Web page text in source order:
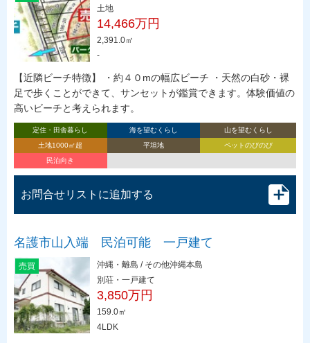
土地
14,466万円
2,391.0㎡
-
【近隣ビーチ特徴】 ・約４０mの幅広ビーチ ・天然の白砂・裸
足で歩くことができて、サンセットが鑑賞できます。体験価値の
高いビーチと考えられます。
定住・田舎暮らし 海を望むくらし
山を望むくらし
土地1000㎡超
平坦地
ペットのびのび
民泊向き
お問合せリストに追加する
名護市山入端 民泊可能 一戸建て
売買
沖縄・離島 / その他沖縄本島
別荘・一戸建て
3,850万円
159.0㎡
4LDK